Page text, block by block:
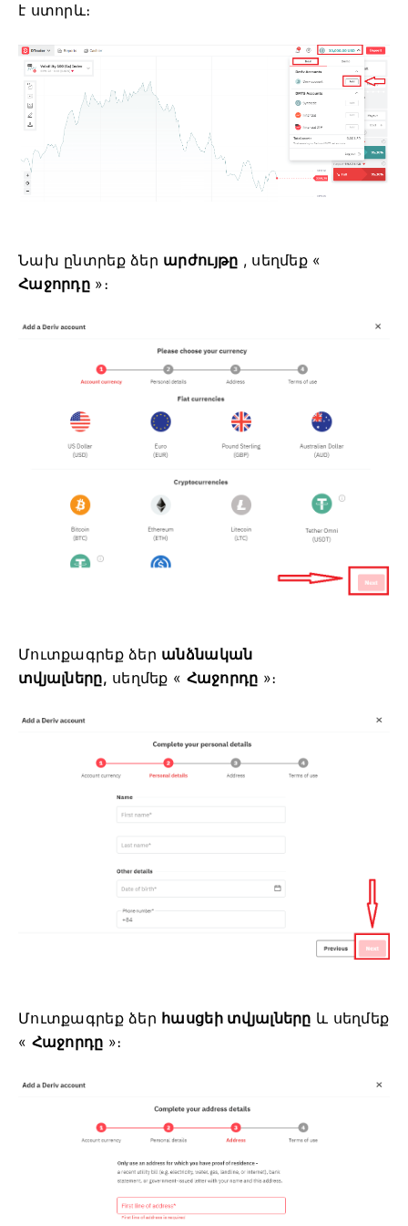
է ստորև։
Նախ ընտրեք ձեր արժույթը , սեղմեք «
Հաջորդը»։
Մուտքագրեք ձեր անձնական
տվյալները, սեղմեք « Հաջորդը »։
Մուտքագրեք ձեր հասցեի տվյալները և սեղմեք
« Հաջորդը »։